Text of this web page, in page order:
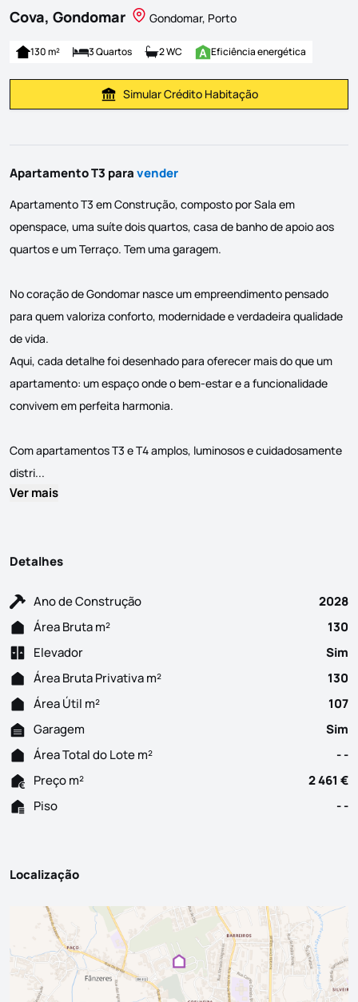
Cova, Gondomar
Gondomar, Porto
130 m² 3 Quartos 2 WC Eficiência energética
Simular Prestação
Simular Crédito Habitação
Apartamento T3 paravender
Apartamento T3 em Construção, composto por Sala em
openspace, uma suíte dois quartos, casa de banho de apoio aos
quartos e um Terraço. Tem uma garagem.
No coração de Gondomar nasce um empreendimento pensado
para quem valoriza conforto, modernidade e verdadeira qualidade
de vida.
Aqui, cada detalhe foi desenhado para oferecer mais do que um
apartamento: um espaço onde o bem-estar e a funcionalidade
convivem em perfeita harmonia.
Com apartamentos T3 e T4 amplos, luminosos e cuidadosamente
distri...
Ver mais
Detalhes
Ano de Construção
2028
Área Bruta m²
130
Elevador
Sim
Área Bruta Privativa m²
130
Área Útil m²
107
Garagem
Sim
Área Total do Lote m²
- -
Preço m²
2 461 €
Piso
- -
Localização